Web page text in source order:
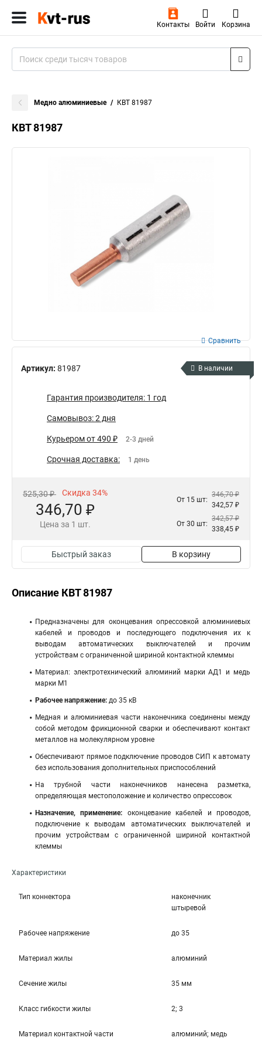
Контакты Войти Корзина
Медно алюминиевые КВТ 81987
КВТ 81987
Артикул: 81987
Сравнить
В наличии
Гарантия производителя: 1 год
Самовывоз: 2 дня
Курьером от 490 ₽ 2-3 дней
Срочная доставка: 1 день
525,30 ₽ Скидка 34%
346,70 ₽
Цена за 1 шт.
От 15 шт:
346,70 ₽
342,57 ₽
От 30 шт:
342,57 ₽
338,45 ₽
Быстрый заказ В корзину
Описание КВТ 81987
Предназначены для оконцевания опрессовкой алюминиевых
кабелей и проводов и последующего подключения их к
выводам автоматических выключателей и прочим
устройствам с ограниченной шириной контактной клеммы
Материал: электротехнический алюминий марки АД1 и медь
марки М1
Рабочее напряжение: до 35 кВ
Медная и алюминиевая части наконечника соединены между
собой методом фрикционной сварки и обеспечивают контакт
металлов на молекулярном уровне
Обеспечивают прямое подключение проводов СИП к автомату
без использования дополнительных приспособлений
На трубной части наконечников нанесена разметка,
определяющая местоположение и количество опрессовок
Назначение, применение: оконцевание кабелей и проводов,
подключение к выводам автоматических выключателей и
прочим устройствам с ограниченной шириной контактной
клеммы
Характеристики
Тип коннектора
наконечник
штыревой
Рабочее напряжение до 35
Материал жилы алюминий
Сечение жилы 35 мм
Класс гибкости жилы 2; 3
Материал контактной части алюминий; медь